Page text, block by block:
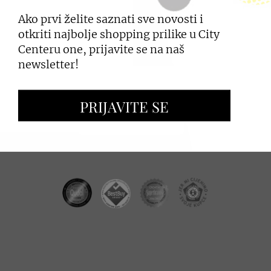
PRIJAVI SE
ZAKUP PROSTORA
OGLAŠAVANJE I PROMOCIJE
Ako prvi želite saznati sve novosti i
otkriti najbolje shopping prilike u City
Centeru one, prijavite se na naš
newsletter!
PRIJAVITE SE